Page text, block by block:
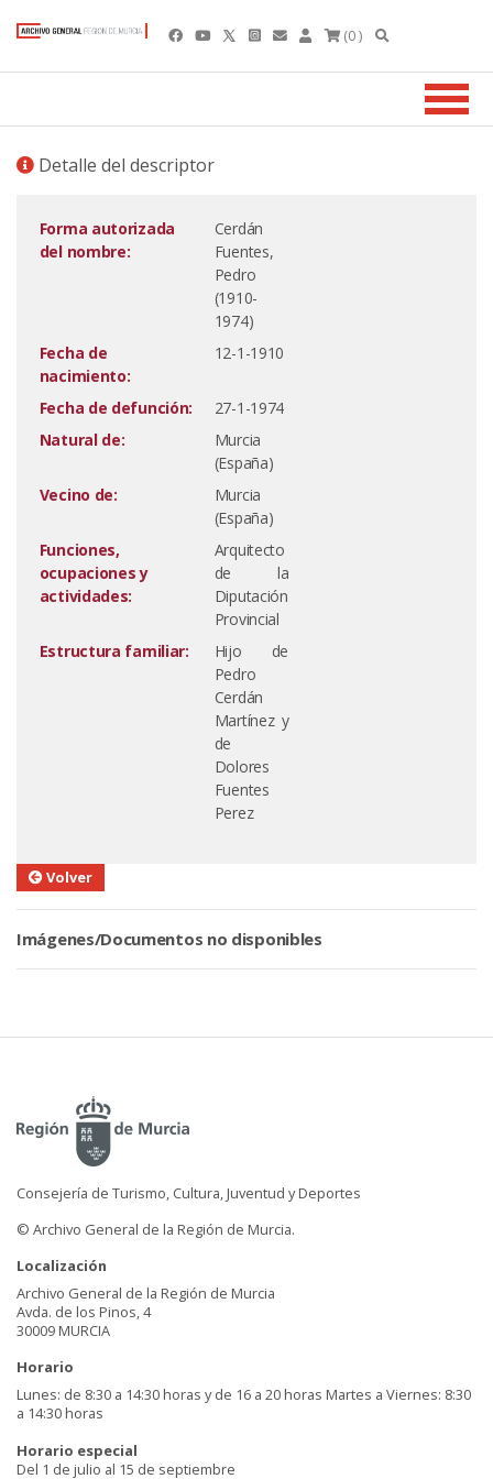
(0 )
Detalle del descriptor
Forma autorizada
del nombre:
Cerdán
Fuentes,
Pedro
(1910-
1974)
Fecha de
nacimiento:
12-1-1910
Fecha de defunción:
27-1-1974
Natural de:
Murcia
(España)
Vecino de:
Murcia
(España)
Funciones,
ocupaciones y
actividades:
Arquitecto
de la
Diputación
Provincial
Estructura familiar:
Hijo de
Pedro
Cerdán
Martínez y
de
Dolores
Fuentes
Perez
Volver
Imágenes/Documentos no disponibles
Consejería de Turismo, Cultura, Juventud y Deportes
© Archivo General de la Región de Murcia.
Localización
Archivo General de la Región de Murcia
Avda. de los Pinos, 4
30009 MURCIA
Horario
Lunes: de 8:30 a 14:30 horas y de 16 a 20 horas Martes a Viernes: 8:30
a 14:30 horas
Horario especial
Del 1 de julio al 15 de septiembre